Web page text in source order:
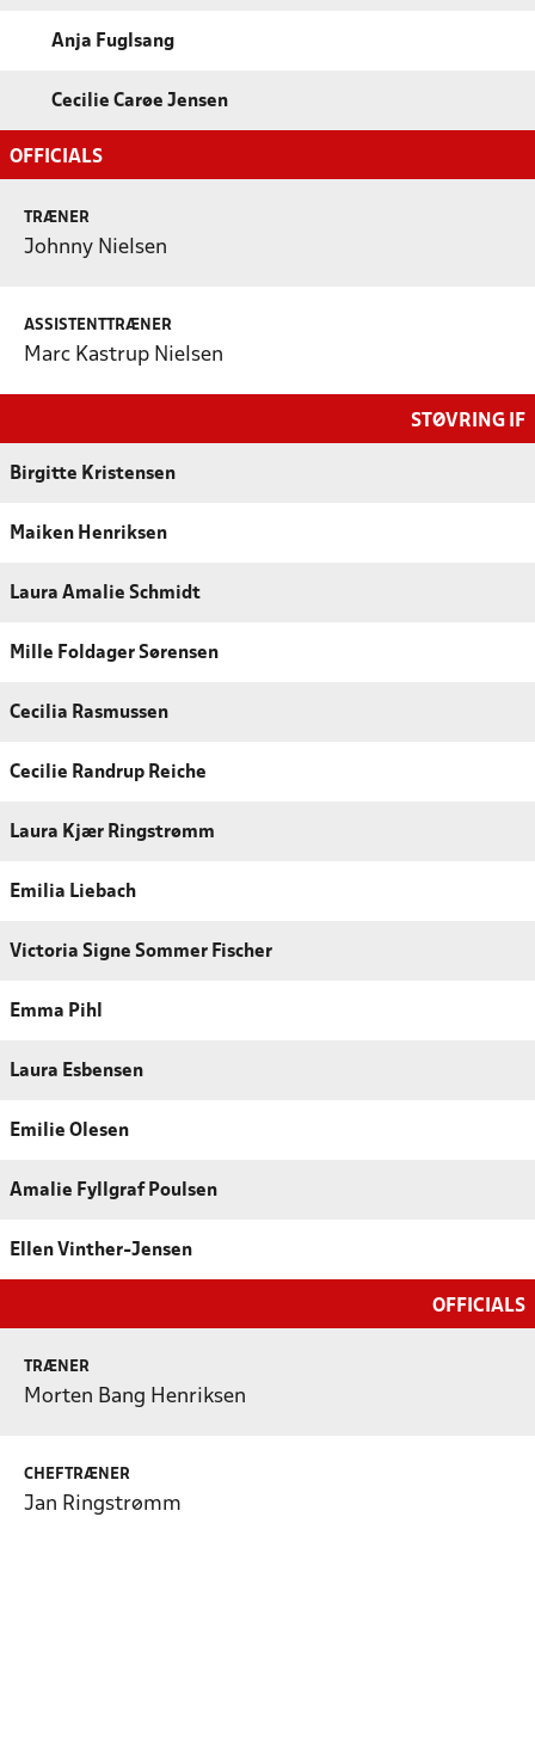
Anja Fuglsang
Cecilie Carøe Jensen
OFFICIALS
TRÆNER
Johnny Nielsen
ASSISTENTTRÆNER
Marc Kastrup Nielsen
STØVRING IF
Birgitte Kristensen
Maiken Henriksen
Laura Amalie Schmidt
Mille Foldager Sørensen
Cecilia Rasmussen
Cecilie Randrup Reiche
Laura Kjær Ringstrømm
Emilia Liebach
Victoria Signe Sommer Fischer
Emma Pihl
Laura Esbensen
Emilie Olesen
Amalie Fyllgraf Poulsen
Ellen Vinther-Jensen
OFFICIALS
TRÆNER
Morten Bang Henriksen
CHEFTRÆNER
Jan Ringstrømm